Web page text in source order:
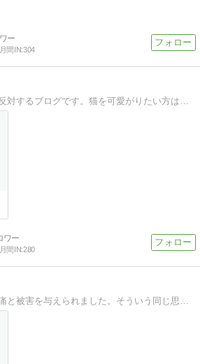
月間IN:304
月間IN:280